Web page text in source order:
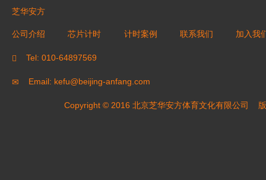
芝华安方
公司介绍 芯片计时 计时案例 联系我们 加入我
Tel: 010-64897569
Email: kefu@beijing-anfang.com
Copyright © 2016 北京芝华安方体育文化有限公司